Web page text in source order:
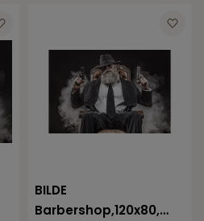
BILDE
Barbershop,120x80,